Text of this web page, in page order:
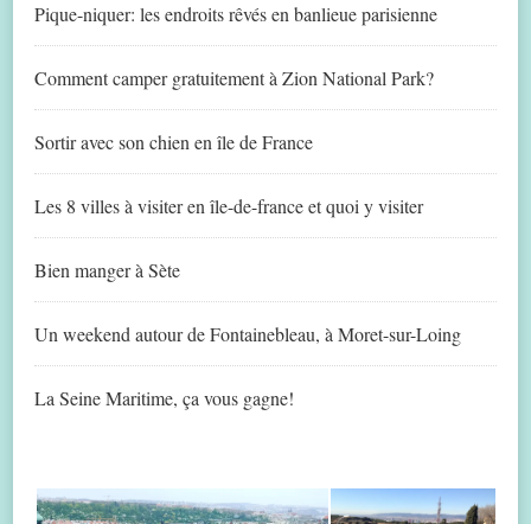
Pique-niquer: les endroits rêvés en banlieue parisienne
Comment camper gratuitement à Zion National Park?
Sortir avec son chien en île de France
Les 8 villes à visiter en île-de-france et quoi y visiter
Bien manger à Sète
Un weekend autour de Fontainebleau, à Moret-sur-Loing
La Seine Maritime, ça vous gagne!